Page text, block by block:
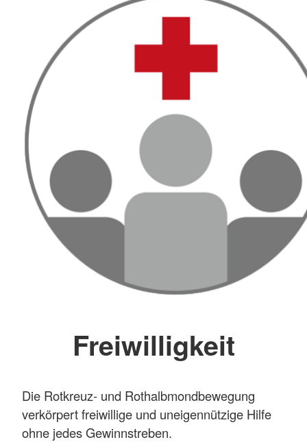
Freiwilligkeit
Die Rotkreuz- und Rothalbmondbewegung
verkörpert freiwillige und uneigennützige Hilfe
ohne jedes Gewinnstreben.